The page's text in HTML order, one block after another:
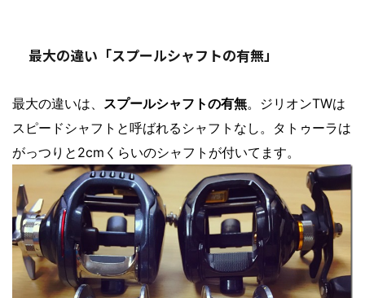
最大の違い「スプールシャフトの有無」
最大の違いは、 スプールシャフトの有無。ジリオンTWは
スピードシャフトと呼ばれるシャフトなし。タトゥーラは
がっつりと2cmくらいのシャフトが付いてます。